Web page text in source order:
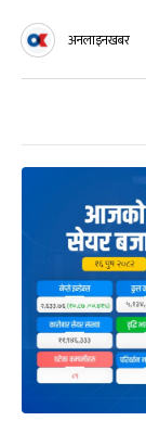
अनलाइनखबर